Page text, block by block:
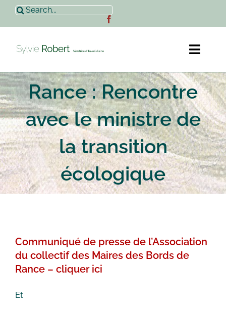
Passer
contenu
Rechercher:
Accueil
Sylvie Robert
Actualités
Contact
Rance : Rencontre
avec le ministre de
la transition
écologique
Communiqué de presse de l’Association
du collectif des Maires des Bords de
Rance – cliquer ici
Et